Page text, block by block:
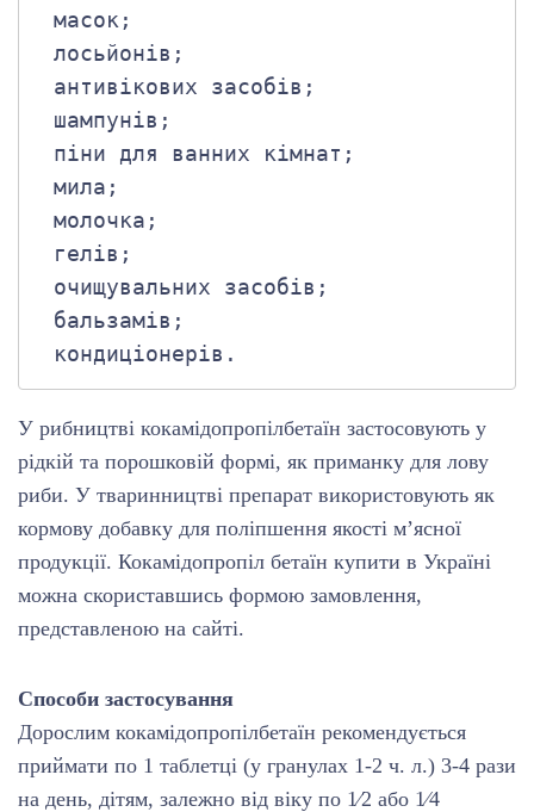
кондиціонерів.
У рибництві кокамідопропілбетаїн застосовують у
рідкій та порошковій формі, як приманку для лову
риби. У тваринництві препарат використовують як
кормову добавку для поліпшення якості м’ясної
продукції. Кокамідопропіл бетаїн купити в Україні
можна скориставшись формою замовлення,
представленою на сайті.
Способи застосування
Дорослим кокамідопропілбетаїн рекомендується
приймати по 1 таблетці (у гранулах 1-2 ч. л.) 3-4 рази
на день, дітям, залежно від віку по 1⁄2 або 1⁄4